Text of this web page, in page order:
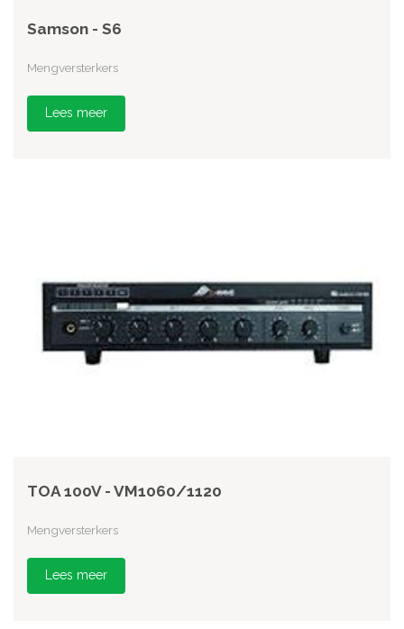
Samson - S6
Mengversterkers
Lees meer
TOA 100V - VM1060/1120
Mengversterkers
Lees meer